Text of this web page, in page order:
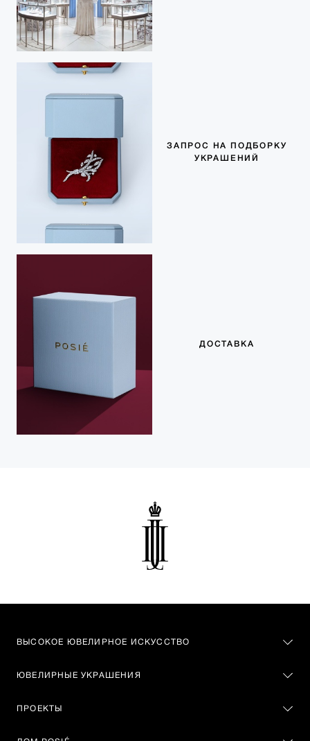
ЗАПРОС НА ПОДБОРКУ
УКРАШЕНИЙ
ДОСТАВКА
ВЫСОКОЕ ЮВЕЛИРНОЕ ИСКУССТВО
ЮВЕЛИРНЫЕ УКРАШЕНИЯ
ПРОЕКТЫ